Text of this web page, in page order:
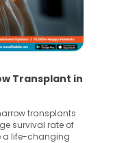
Transplant in
transplants
survival rate of
a life-changing